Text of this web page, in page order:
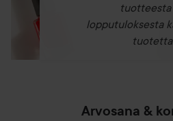
lopputuloksesta
tuotetta.
Arvosana &